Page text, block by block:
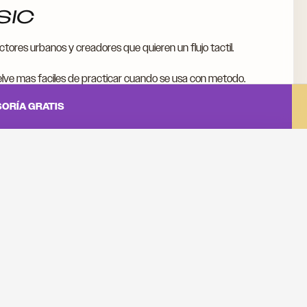
urbanos y creadores que quieren un flujo tactil.
mas faciles de practicar cuando se usa con metodo.
GRATIS